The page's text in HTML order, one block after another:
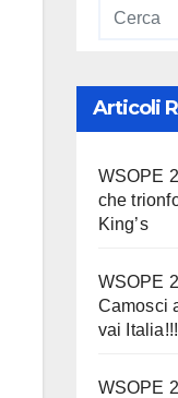
Articoli
WSOPE
che
King’s
WSOPE
Camosci
vai Italia!!!
WSOPE